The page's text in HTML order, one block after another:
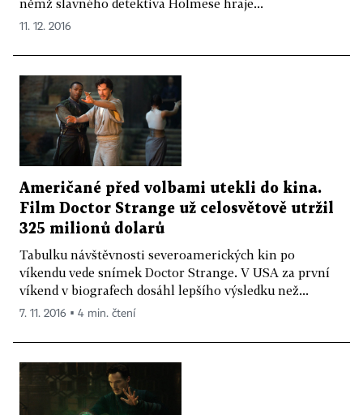
němž slavného detektiva Holmese hraje...
11. 12. 2016
Američané před volbami utekli do kina.
Film Doctor Strange už celosvětově utržil
325 milionů dolarů
Tabulku návštěvnosti severoamerických kin po
víkendu vede snímek Doctor Strange. V USA za první
víkend v biografech dosáhl lepšího výsledku než...
7. 11. 2016 ▪ 4 min. čtení